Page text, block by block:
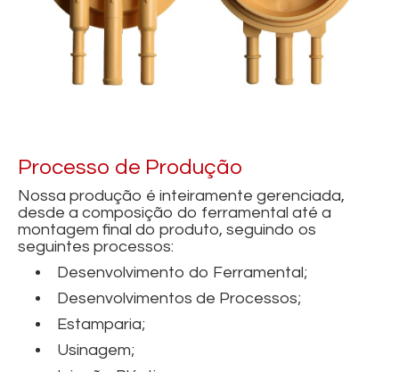
Processo de Produção
Nossa produção é inteiramente gerenciada,
desde a composição do ferramental até a
montagem final do produto, seguindo os
seguintes processos:
Desenvolvimento do Ferramental;
Desenvolvimentos de Processos;
Estamparia;
Usinagem;